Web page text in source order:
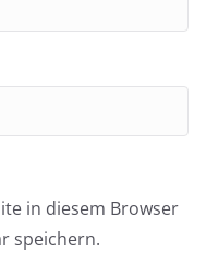
in diesem Browser
speichern.